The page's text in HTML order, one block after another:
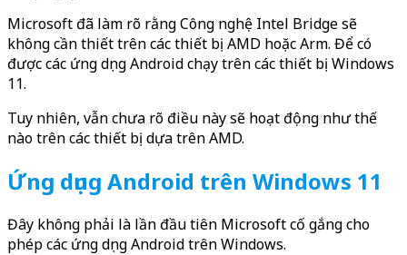
Microsoft đã làm rõ rằng Công nghệ Intel Bridge sẽ
không cần thiết trên các thiết bị AMD hoặc Arm. Để có
được các ứng dụng Android chạy trên các thiết bị Windows
11.
Tuy nhiên, vẫn chưa rõ điều này sẽ hoạt động như thế
nào trên các thiết bị dựa trên AMD.
Ứng dụng Android trên Windows 11
Đây không phải là lần đầu tiên Microsoft cố gắng cho
phép các ứng dụng Android trên Windows.